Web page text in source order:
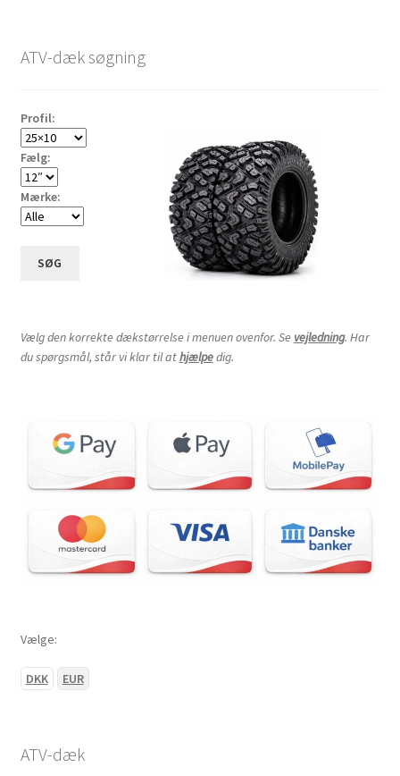
ATV-dæk søgning
Profil:
Fælg:
Mærke:
SØG
Vælg den korrekte dækstørrelse i menuen ovenfor. Se vejledning. Har
du spørgsmål, står vi klar til athjælpedig.
Vælge:
DKK EUR
ATV-dæk